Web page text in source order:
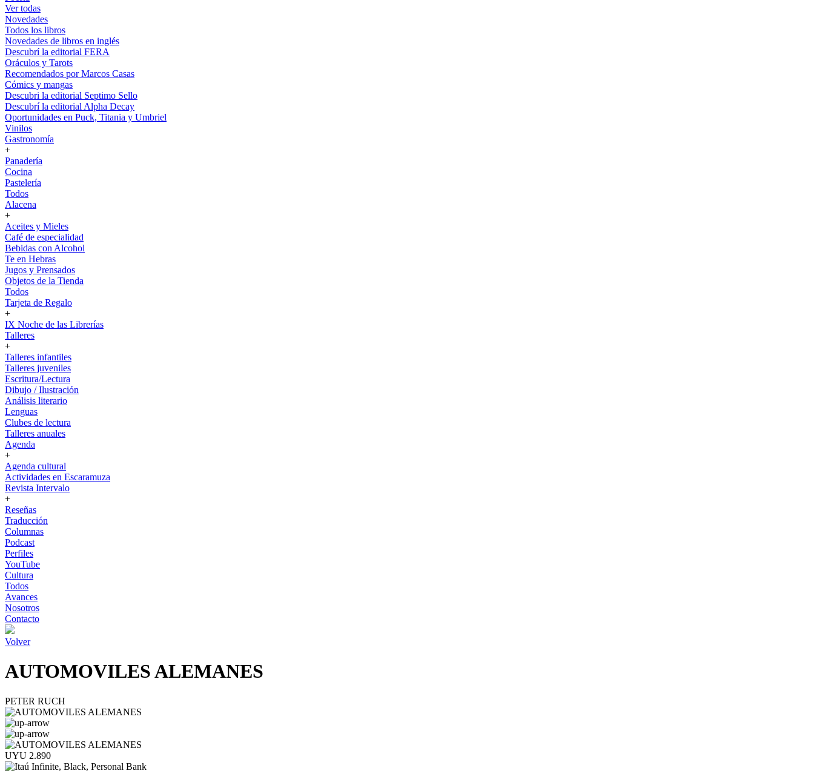
Ver todas
Novedades
Todos los libros
Novedades de libros en inglés
Descubrí la editorial FERA
Oráculos y Tarots
Recomendados por Marcos Casas
Cómics y mangas
Descubri la editorial Septimo Sello
Descubrí la editorial Alpha Decay
Oportunidades en Puck, Titania y Umbriel
Vinilos
Gastronomía
+
Panadería
Cocina
Pastelería
Todos
Alacena
+
Aceites y Mieles
Café de especialidad
Bebidas con Alcohol
Te en Hebras
Jugos y Prensados
Objetos de la Tienda
Todos
Tarjeta de Regalo
+
IX Noche de las Librerías
Talleres
+
Talleres infantiles
Talleres juveniles
Escritura/Lectura
Dibujo / Ilustración
Análisis literario
Lenguas
Clubes de lectura
Talleres anuales
Agenda
+
Agenda cultural
Actividades en Escaramuza
Revista Intervalo
+
Reseñas
Traducción
Columnas
Podcast
Perfiles
YouTube
Cultura
Todos
Avances
Nosotros
Contacto
Volver
AUTOMOVILES ALEMANES
PETER RUCH
UYU 2.890